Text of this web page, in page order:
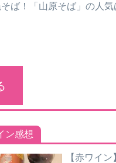
ば！「山原そば」の人
ン感想
【赤ワイ